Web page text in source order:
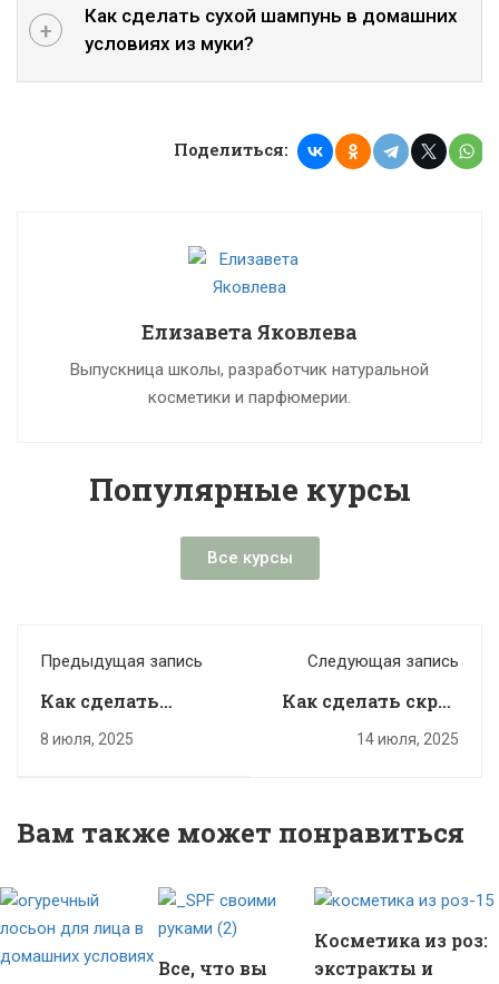
Как сделать сухой шампунь в домашних
условиях из муки?
Поделиться:
Елизавета Яковлева
Выпускница школы, разработчик натуральной
косметики и парфюмерии.
Популярные курсы
Все курсы
Предыдущая запись
Как сделать
эфирное масло
8 июля, 2025
Следующая запись
Как сделать скраб
для лица
14 июля, 2025
Вам также может понравиться
Все, что вы
Косметика из роз:
экстракты и